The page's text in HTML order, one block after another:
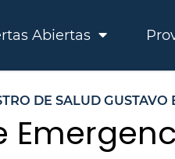
Abiertas
DE SALUD GUSTAVO